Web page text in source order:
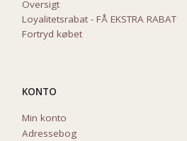
Oversigt
Loyalitetsrabat - FÅ EKSTRA RABAT
Fortryd købet
KONTO
Min konto
Adressebog